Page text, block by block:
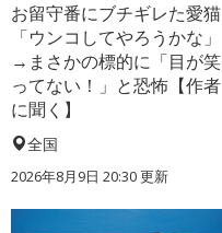
お留守番にブチギレた愛猫
「ウンコしてやろうかな」
→まさかの標的に「目が笑
ってない！」と恐怖【作者
に聞く】
全国
2026年8月9日 20:30更新